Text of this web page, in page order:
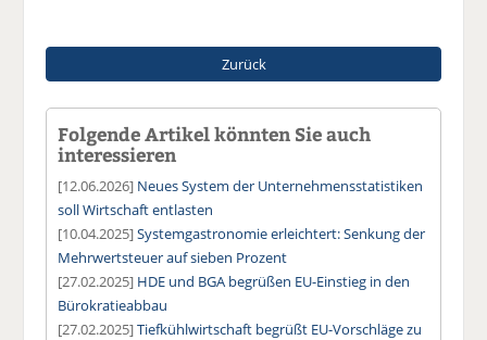
Zurück
Folgende Artikel könnten Sie auch
interessieren
[12.06.2026] Neues System der Unternehmensstatistiken
soll Wirtschaft entlasten
[10.04.2025]Systemgastronomie erleichtert: Senkung der
Mehrwertsteuer auf sieben Prozent
[27.02.2025] HDE und BGA begrüßen EU-Einstieg in den
Bürokratieabbau
[27.02.2025]Tiefkühlwirtschaft begrüßt EU-Vorschläge zu